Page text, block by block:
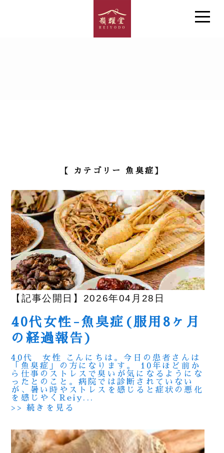
【 カテゴリー 魚臭症】
【記事公開日】2026年04月28日
40代女性-魚臭症(服用8ヶ月
の経過報告)
40代 女性 こんにちは。今日の患者さんは
「魚臭症」の方になります。 10年ほど前か
ら仕事のストレスで臭いが気になるようにな
ったとのこと。病院では診断されていない
が、暑い時やストレスを感じると症状の悪化
を感じやくReiy...
>> 続きを見る